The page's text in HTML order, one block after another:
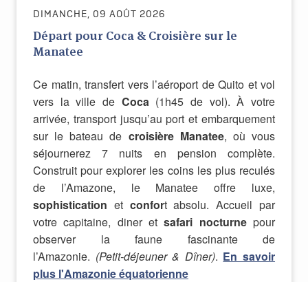
DIMANCHE, 09 AOÛT 2026
Départ pour Coca & Croisière sur le
Manatee
Ce matin, transfert vers l’aéroport de Quito et vol
vers la ville de Coca(1h45 de vol). À votre
arrivée, transport jusqu’au port et embarquement
sur le bateau de croisière Manatee, où vous
séjournerez 7 nuits en pension complète.
Construit pour explorer les coins les plus reculés
de l’Amazone, le Manatee offre luxe,
sophistication et confort absolu. Accueil par
votre capitaine, diner etsafari nocturnepour
observer la faune fascinante de
l’Amazonie. (Petit-déjeuner & Dîner). En savoir
plus l'Amazonie équatorienne